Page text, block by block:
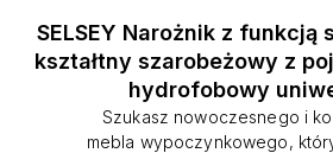
SELSEY Narożnik z funkcją
kształtny szarobeżowy z
hydrofobowy
Szukasz nowoczesnego i
mebla wypoczynkowego,